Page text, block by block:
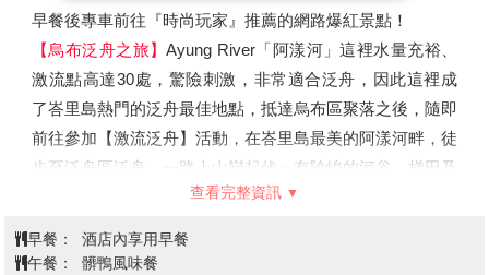
早餐後專車前往『時尚玩家』推薦的網路爆紅景點！
【烏布泛舟之旅】Ayung River「阿漾河」這裡水量充裕、
激流點高達30處，驚險刺激，非常適合泛舟，因此這裡成
了峇里島熱門的泛舟最佳地點，抵達烏布區聚落之後，隨即
前往參加【激流泛舟】活動，在峇里島最美的阿漾河畔，徒
步至泛舟區泛舟，一路上山巒起伏；有險峻的河谷、梯田及
小徑人家；之後穿上船家為您準備的泛舟裝備在湍急的河流
遼遠的椰林，讓您驚嘆不已，直呼過癮。
查看完整資訊
早餐：
酒店內享用早餐
午餐：
髒鴨風味餐